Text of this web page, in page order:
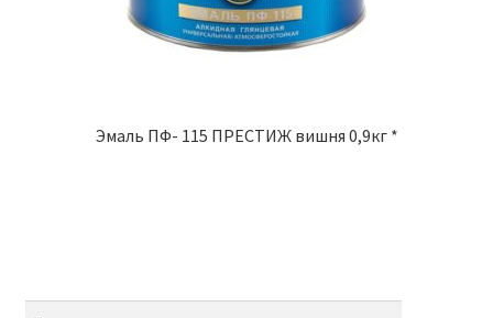
Эмаль ПФ- 115 ПРЕСТИЖ вишня 0,9кг *